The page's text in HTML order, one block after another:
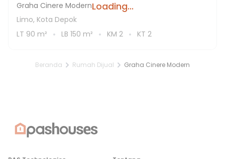
Loading...
Graha Cinere Modern
Limo, Kota Depok
LT 90 m² LB 150 m² KM 2 KT 2
Beranda Rumah Dijual Graha Cinere Modern